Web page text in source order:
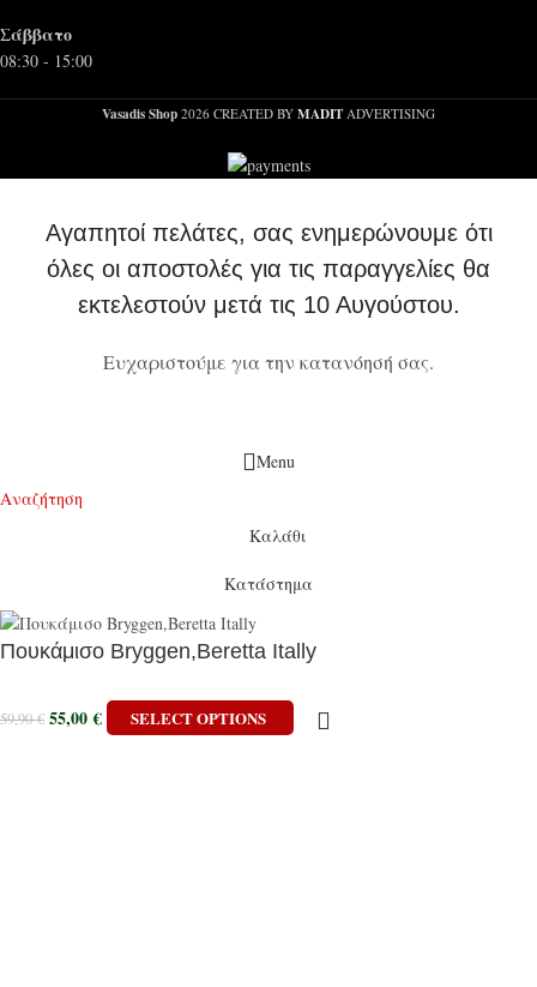
Σάββατο
08:30 - 15:00
Vasadis Shop 2026 CREATED BY MADIT ADVERTISING
Αγαπητοί πελάτες, σας ενημερώνουμε ότι
όλες οι αποστολές για τις παραγγελίες θα
εκτελεστούν μετά τις 10 Αυγούστου.
Ευχαριστούμε για την κατανόησή σας.
Menu
Αναζήτηση
Καλάθι
Κατάστημα
Πουκάμισο Bryggen,Beretta Itally
59,90€ 55,00€ SELECT OPTIONS